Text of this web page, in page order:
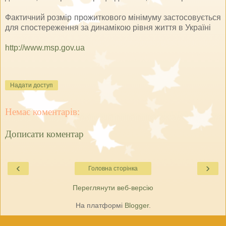
Фактичний розмір прожиткового мінімуму застосовується
для спостереження за динамікою рівня життя в Україні
http://www.msp.gov.ua
Надати доступ
Немає коментарів:
Дописати коментар
‹ ›
Головна сторінка
Переглянути веб-версію
На платформі Blogger.